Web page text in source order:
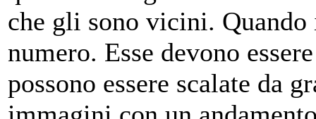
che gli sono vicini. Quando
numero. Esse devono
possono essere scalate da